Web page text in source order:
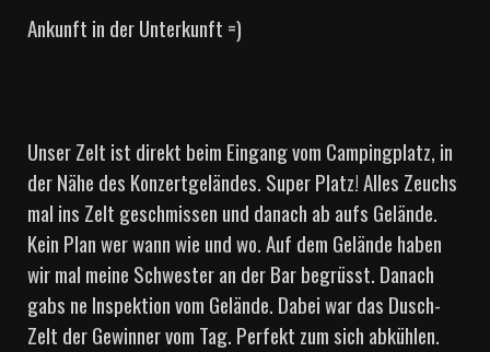
Ankunft in der Unterkunft =)
Unser Zelt ist direkt beim Eingang vom Campingplatz, in
der Nähe des Konzertgeländes. Super Platz! Alles Zeuchs
mal ins Zelt geschmissen und danach ab aufs Gelände.
Kein Plan wer wann wie und wo. Auf dem Gelände haben
wir mal meine Schwester an der Bar begrüsst. Danach
gabs ne Inspektion vom Gelände. Dabei war das Dusch-
Zelt der Gewinner vom Tag. Perfekt zum sich abkühlen.